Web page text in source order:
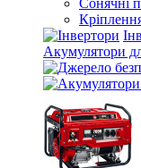
Сонячні
Акумулятори